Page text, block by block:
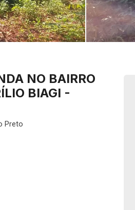
NO BAIRRO
BIAGI -
Preto